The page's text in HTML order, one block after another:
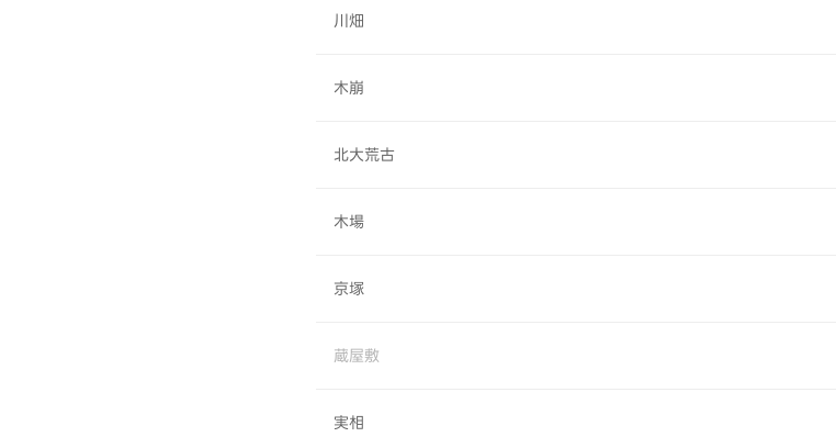
川畑
木崩
北大荒古
木場
京塚
蔵屋敷
実相